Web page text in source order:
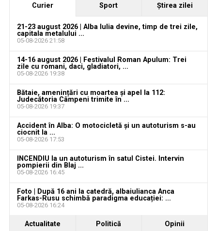
YouTube Instagram
Ultimele știri din Teiuș
Jaf de peste 300.000 de euro, la Teiuș. Familia
păgubită susține că ancheta bate pasul pe loc, la
aproape o lună de la spargere
Locuri de muncă în Sântimbru, disponibile la 4
vacante
Locuri de muncă în Galda de Jos, disponibile la 4
august 2026. AJOFM Alba a publicat lista posturilor
vacante
Locuri de muncă în Teiuș, disponibile la 4 august
2026. AJOFM Alba a publicat lista posturilor
Curier Sport Ştirea zilei
21-23 august 2026 | Alba Iulia devine, timp de trei zile,
capitala metalului ...
05-08-2026 21:58
14-16 august 2026 | Festivalul Roman Apulum: Trei
zile cu romani, daci, gladiatori, ...
05-08-2026 19:38
Bătaie, amenințări cu moartea și apel la 112:
Judecătoria Câmpeni trimite în ...
05-08-2026 19:37
Accident în Alba: O motocicletă și un autoturism s-au
ciocnit la ...
05-08-2026 17:53
INCENDIU la un autoturism în satul Cistei. Intervin
pompierii din Blaj ...
05-08-2026 16:45
Foto | După 16 ani la catedră, albaiulianca Anca
Farkas-Rusu schimbă paradigma educației: ...
05-08-2026 16:24
Actualitate Politică Opinii